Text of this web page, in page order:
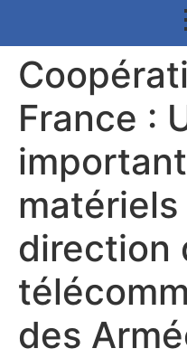
France :
matériels
direction
des